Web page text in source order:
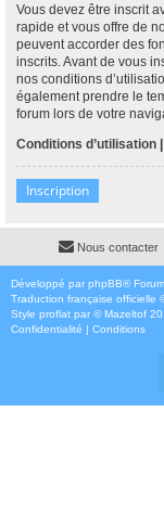
Vous devez être inscrit
rapide et vous offre de
peuvent accorder des
inscrits. Avant de vous
nos conditions
également prendre le
forum lors de votre
Conditions d’utilisation |
Inscription
Nous contacter
Développé par phpBB®
Traduction française officielle
Style proflat par ©Mazeltof
Confidentialité | Conditions